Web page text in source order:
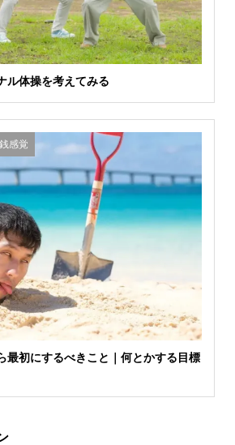
ル体操を考えてみる
感覚
最初にするべきこと｜何とかする目標